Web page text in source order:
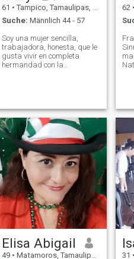
61 • Tampico, Tamaulipas, Mexiko
Suche: Männlich 44 - 57
Soy una mujer sencilla,
trabajadora, honesta, que le
gusta vivir en completa
hermandad con la
original es lo mejor de un ser
humano ,de que te
62 •
um
Elisa Abigail
49 • Matamoros, Tamaulipas, Mexiko
31 •